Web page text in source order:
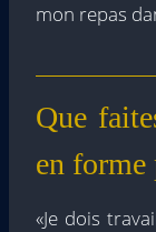
mon repas
Que
en forme
«Je dois